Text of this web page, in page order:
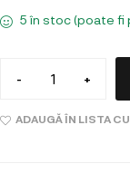
5 în stoc (poate fi
- +
ADAUGĂ ÎN LISTA